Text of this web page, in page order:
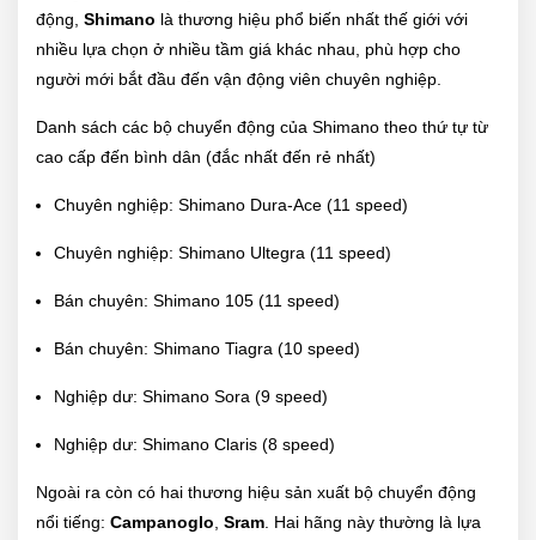
động, Shimano là thương hiệu phổ biến nhất thế giới với
nhiều lựa chọn ở nhiều tầm giá khác nhau, phù hợp cho
người mới bắt đầu đến vận động viên chuyên nghiệp.
Danh sách các bộ chuyển động của Shimano theo thứ tự từ
cao cấp đến bình dân (đắc nhất đến rẻ nhất)
Chuyên nghiệp: Shimano Dura-Ace (11 speed)
Chuyên nghiệp: Shimano Ultegra (11 speed)
Bán chuyên: Shimano 105 (11 speed)
Bán chuyên: Shimano Tiagra (10 speed)
Nghiệp dư: Shimano Sora (9 speed)
Nghiệp dư: Shimano Claris (8 speed)
Ngoài ra còn có hai thương hiệu sản xuất bộ chuyển động
nổi tiếng: Campanoglo Sram . Hai hãng này thường là lựa